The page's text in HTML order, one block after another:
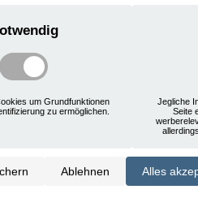
um Grundfunktionen
zu ermöglichen.
Jegliche
Seite
Ablehnen Alles